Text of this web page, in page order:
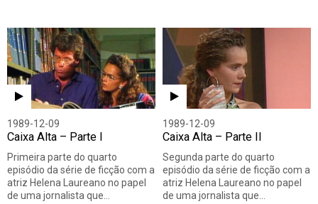
1989-12-09
Caixa Alta – Parte I
Primeira parte do quarto
episódio da série de ficção com a
atriz Helena Laureano no papel
de uma jornalista que…
1989-12-09
Caixa Alta – Parte II
Segunda parte do quarto
episódio da série de ficção com a
atriz Helena Laureano no papel
de uma jornalista que…